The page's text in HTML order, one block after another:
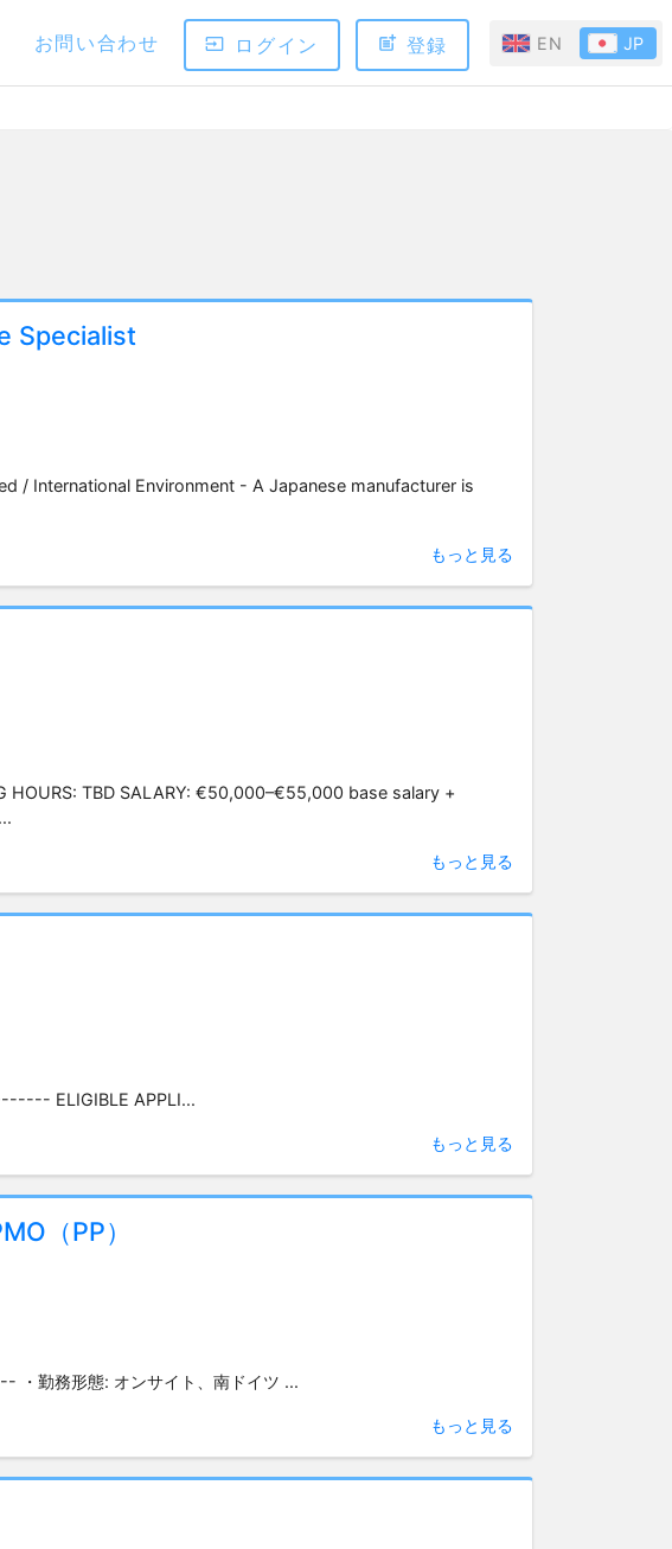
お問い合わせ ログイン 登録 EN JP
Specialist
/ International Environment - A Japanese manufacturer is
もっと見る
HOURS: TBD SALARY: €50,000–€55,000 base salary +
もっと見る
ELIGIBLE APPLI...
もっと見る
（PP）
形態: オンサイト、南ドイツ ...
もっと見る